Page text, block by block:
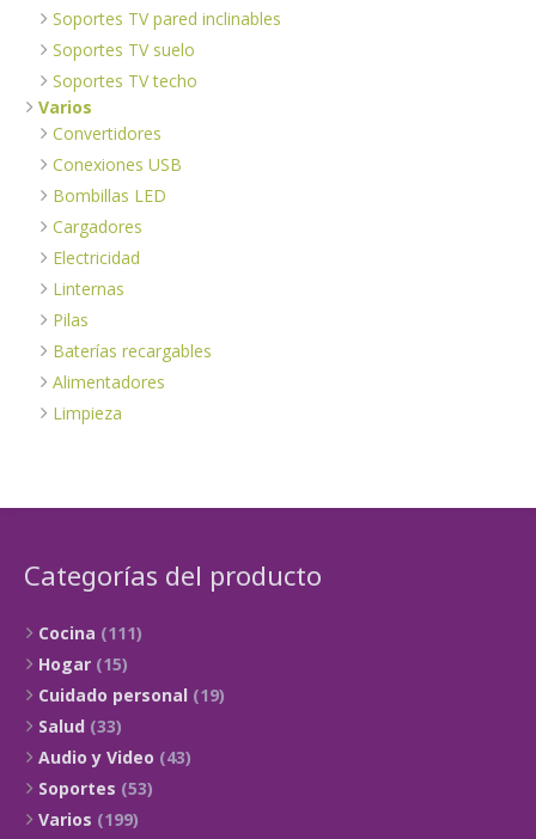
Soportes TV pared inclinables
Soportes TV suelo
Soportes TV techo
Varios
Convertidores
Conexiones USB
Bombillas LED
Cargadores
Electricidad
Linternas
Pilas
Baterías recargables
Alimentadores
Limpieza
Categorías del producto
Cocina (111)
Hogar (15)
Cuidado personal (19)
Salud (33)
Audio y Video (43)
Soportes (53)
Varios (199)